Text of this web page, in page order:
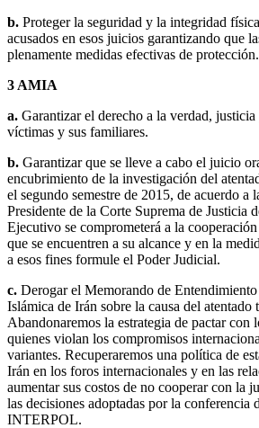
b. Proteger la seguridad y la integridad
acusados en esos juicios garantizando que
plenamente medidas efectivas de protección.
3 AMIA
a. Garantizar el derecho a la verdad,
víctimas y sus familiares.
b. Garantizar que se lleve a cabo el juicio
encubrimiento de la investigación del
el segundo semestre de 2015, de acuerdo a
Presidente de la Corte Suprema de Justicia
Ejecutivo se comprometerá a la
que se encuentren a su alcance y en la
a esos fines formule el Poder Judicial.
c. Derogar el Memorando de
Islámica de Irán sobre la causa del
Abandonaremos la estrategia de pactar con
quienes violan los compromisos
variantes. Recuperaremos una política de
Irán en los foros internacionales y en las
aumentar sus costos de no cooperar con la
las decisiones adoptadas por la conferencia
INTERPOL.